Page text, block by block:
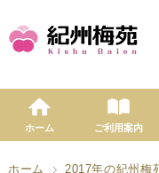
ホーム ご利用案内
ホーム
2017年の紀州梅